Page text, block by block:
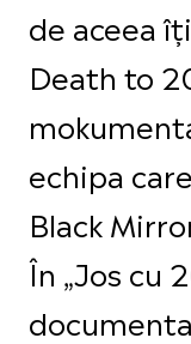
de aceea
Death to
echipa
Black
În „Jos cu